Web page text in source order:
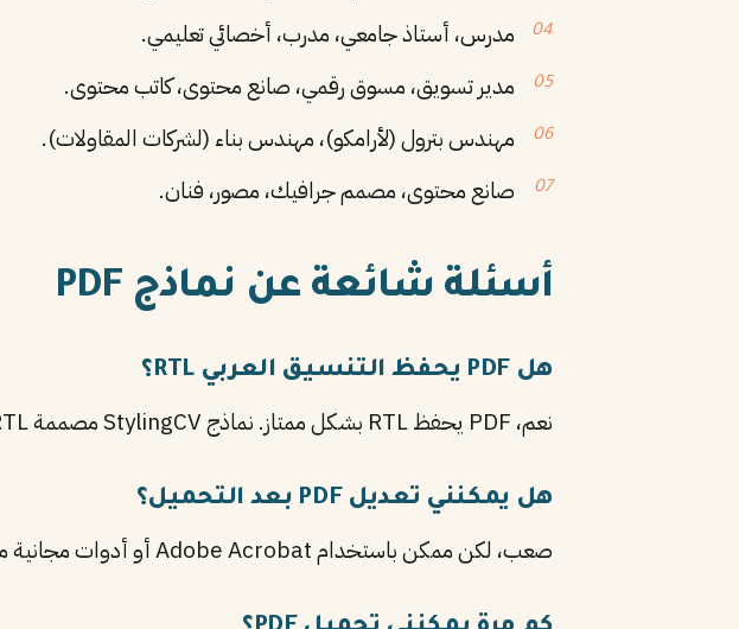
مدرس، أستاذ جامعي، مدرب، أخصائي تعليمي.
مدير تسويق، مسوق رقمي، صانع محتوى، كاتب محتوى.
مهندس بترول (لأرامكو)، مهندس بناء (لشركات المقاولات).
صانع محتوى، مصمم جرافيك، مصور، فنان.
أسئلة شائعة عن نماذج PDF
هل PDF يحفظ التنسيق العربي RTL؟
نعم، PDF يحفظ RTL بشكل ممتاز. نماذج StylingCV مصممة RTL أصلًا، تحفظ الاتجاه والخطوط العربية بدقة.
هل يمكنني تعديل PDF بعد التحميل؟
صعب، لكن ممكن باستخدام Adobe Acrobat أو أدوات مجانية مثل Smallpdf. الأفضل: عدّل في StylingCV قبل التحميل.